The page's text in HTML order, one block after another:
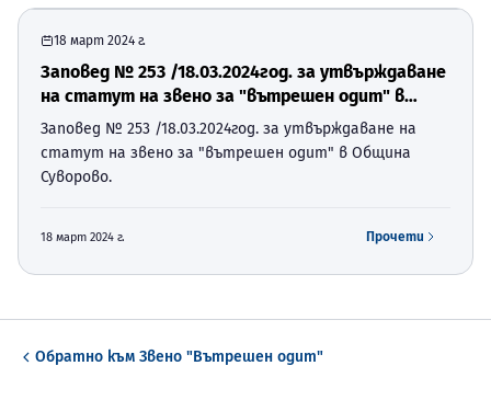
18 март 2024 г.
Заповед № 253 /18.03.2024год. за утвърждаване
на статут на звено за "вътрешен одит" в
Община Суворово.
Заповед № 253 /18.03.2024год. за утвърждаване на
статут на звено за "вътрешен одит" в Община
Суворово.
18 март 2024 г. Прочети
Обратно към Звено "Вътрешен одит"